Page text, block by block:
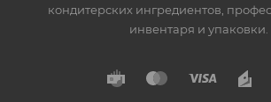
кондитерских ингредиентов,
инвентаря и упаковки.